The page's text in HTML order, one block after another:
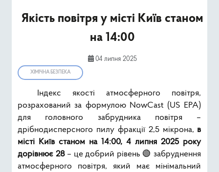
Ресурси
Публічна інформація
Якість повітря у місті Київ станом
на 14:00
04 липня 2025
ХІМІЧНА БЕЗПЕКА
Індекс якості атмосферного повітря,
розрахований за формулою NowCast (US EPA)
для головного забрудника повітря –
дрібнодисперсного пилу фракції 2,5 мікрона, в
місті Київ станом на 14:00, 4 липня 2025 року
дорівнює 28– це добрий рівень 🟢 забруднення
атмосферного повітря, який має мінімальний